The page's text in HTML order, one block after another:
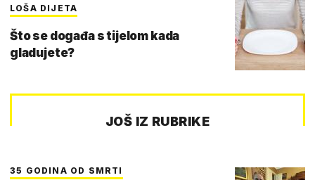
LOŠA DIJETA
Što se događa s tijelom kada
gladujete?
JOŠ IZ RUBRIKE
35 GODINA OD SMRTI